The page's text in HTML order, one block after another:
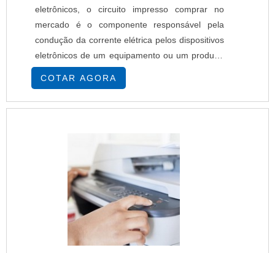
eletrônicos, o circuito impresso comprar no
mercado é o componente responsável pela
condução da corrente elétrica pelos dispositivos
eletrônicos de um equipamento ou um produto.
Isto quer dizer que ele está presente na vida de
milhares de pessoas em todo o mundo e são
peças fundamentais para o funcionamento, por
COTAR AGORA